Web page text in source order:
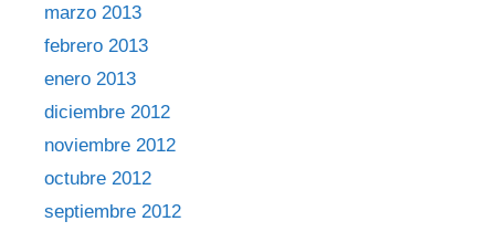
marzo 2013
febrero 2013
enero 2013
diciembre 2012
noviembre 2012
octubre 2012
septiembre 2012